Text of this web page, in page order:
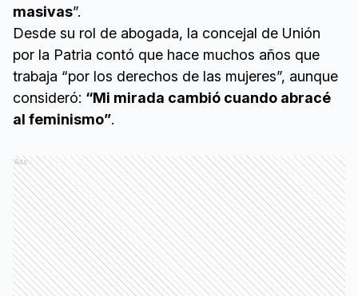
masivas”.
Desde su rol de abogada, la concejal de Unión
por la Patria contó que hace muchos años que
trabaja “por los derechos de las mujeres”, aunque
consideró: “Mi mirada cambió cuando abracé
al feminismo”.
Ads